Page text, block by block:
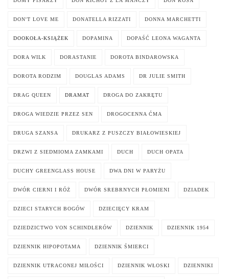
DON'T LOVE ME DONATELLA RIZZATI DONNA MARCHETTI
DOOKOŁA-KSIĄŻEK DOPAMINA DOPAŚĆ LEONA WAGANTA
DORA WILK DORASTANIE DOROTA BINDAROWSKA
DOROTA RODZIM DOUGLAS ADAMS DR JULIE SMITH
DRAG QUEEN DRAMAT DROGA DO ZAKRĘTU
DROGA WIEDZIE PRZEZ SEN DROGOCENNA ĆMA
DRUGA SZANSA DRUKARZ Z PUSZCZY BIAŁOWIESKIEJ
DRZWI Z SIEDMIOMA ZAMKAMI DUCH DUCH OPATA
DUCHY GREENGLASS HOUSE DWA DNI W PARYŻU
DWÓR CIERNI I RÓŻ DWÓR SREBRNYCH PŁOMIENI DZIADEK
DZIECI STARYCH BOGÓW DZIECIĘCY KRAM
DZIEDZICTWO VON SCHINDLERÓW DZIENNIK DZIENNIK 1954
DZIENNIK HIPOPOTAMA DZIENNIK ŚMIERCI
DZIENNIK UTRACONEJ MIŁOŚCI DZIENNIK WŁOSKI DZIENNIKI